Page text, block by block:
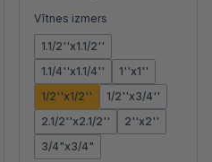
Vītnes izmers
1.1/2''x1.1/2''
1.1/4''x1.1/4''
1''x1''
1/2''x1/2''
1/2''x3/4''
2.1/2''x2.1/2''
2''x2''
3/4"x3/4"